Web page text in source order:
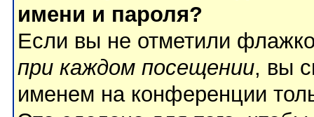
имени и пароля?
Если вы не отметили
при каждом посещении, вы
именем на конференции